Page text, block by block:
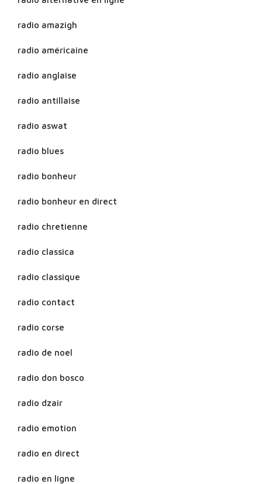
radio amazigh
radio américaine
radio anglaise
radio antillaise
radio aswat
radio blues
radio bonheur
radio bonheur en direct
radio chretienne
radio classica
radio classique
radio contact
radio corse
radio de noel
radio don bosco
radio dzair
radio emotion
radio en direct
radio en ligne